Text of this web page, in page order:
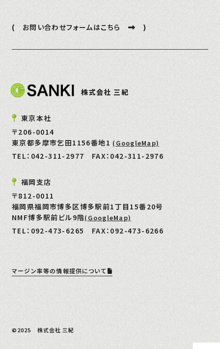
( お問い合わせフォームはこちら )
株式会社 三紀
東京本社
〒206-0014
東京都多摩市乞田1156番地1 (GoogleMap)
TEL： 042-311-2977 FAX：042-311-2976
福岡支店
〒812-0011
福岡県福岡市博多区博多駅前1丁目15番20号
NMF博多駅前ビル9階(GoogleMap)
TEL： 092-473-6265 FAX：092-473-6266
マージン率等の情報提供について
©2025 株式会社 三紀